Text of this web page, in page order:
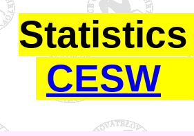
Statistics
CESW